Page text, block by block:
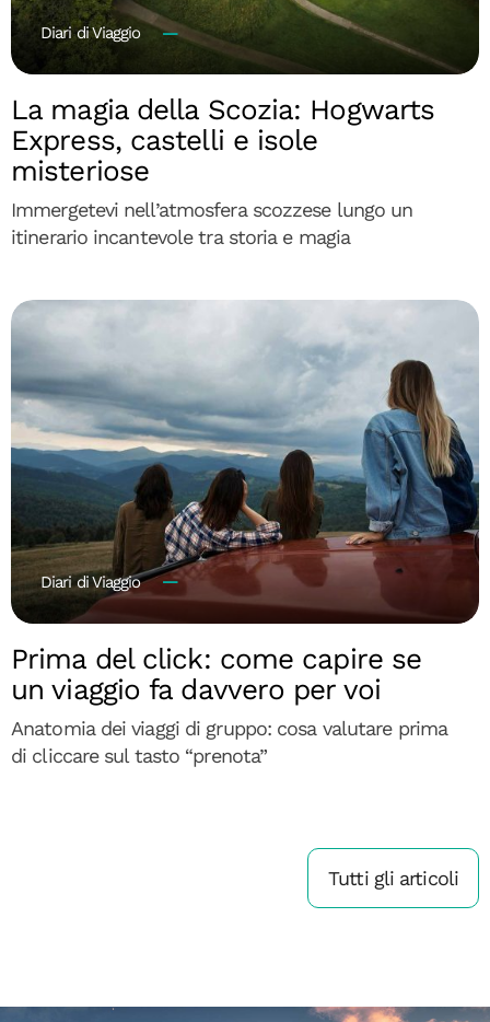
Diari di Viaggio
La magia della Scozia: Hogwarts
Express, castelli e isole
misteriose
Immergetevi nell’atmosfera scozzese lungo un
itinerario incantevole tra storia e magia
Diari di Viaggio
Prima del click: come capire se
un viaggio fa davvero per voi
Anatomia dei viaggi di gruppo: cosa valutare prima
di cliccare sul tasto “prenota”
Tutti gli articoli